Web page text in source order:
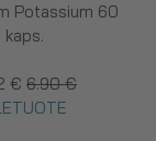
Potassium 60
kaps.
€ 6.90 €